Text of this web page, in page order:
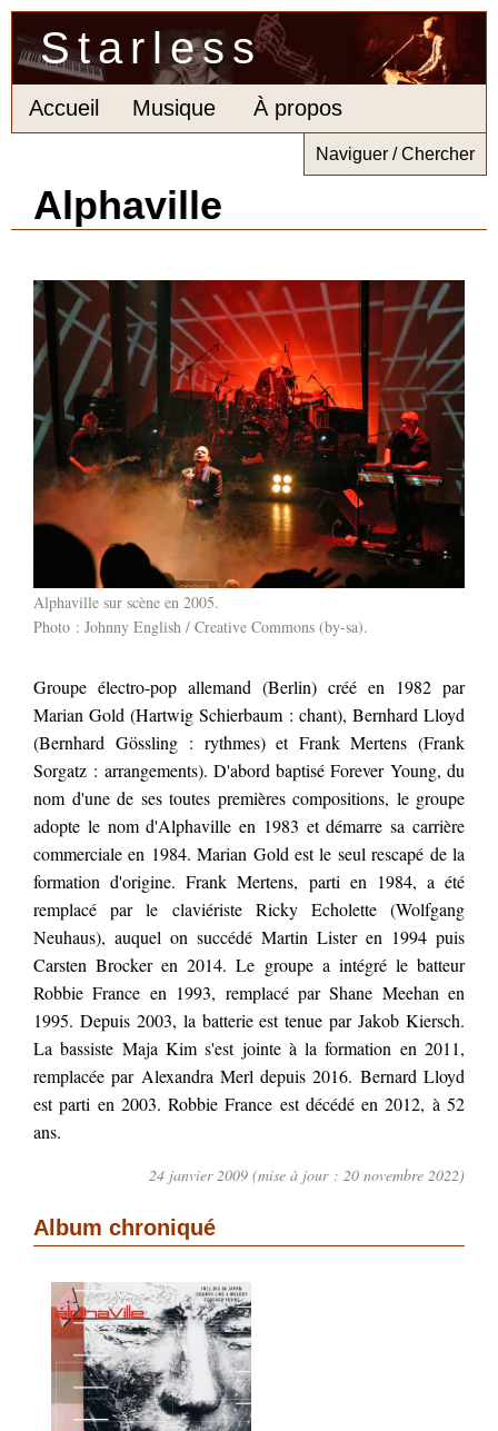
Starless
Accueil Musique À propos
Naviguer / Chercher
Alphaville
Alphaville sur scène en 2005.
Photo : Johnny English / Creative Commons (by-sa).
Groupe électro-pop allemand (Berlin) créé en 1982 par
Marian Gold (Hartwig Schierbaum : chant), Bernhard Lloyd
(Bernhard Gössling : rythmes) et Frank Mertens (Frank
Sorgatz : arrangements). D'abord baptisé Forever Young, du
nom d'une de ses toutes premières compositions, le groupe
adopte le nom d'Alphaville en 1983 et démarre sa carrière
commerciale en 1984. Marian Gold est le seul rescapé de la
formation d'origine. Frank Mertens, parti en 1984, a été
remplacé par le claviériste Ricky Echolette (Wolfgang
Neuhaus), auquel on succédé Martin Lister en 1994 puis
Carsten Brocker en 2014. Le groupe a intégré le batteur
Robbie France en 1993, remplacé par Shane Meehan en
1995. Depuis 2003, la batterie est tenue par Jakob Kiersch.
La bassiste Maja Kim s'est jointe à la formation en 2011,
remplacée par Alexandra Merl depuis 2016. Bernard Lloyd
est parti en 2003. Robbie France est décédé en 2012, à 52
ans.
24 janvier 2009 (mise à jour : 20 novembre 2022)
Album chroniqué